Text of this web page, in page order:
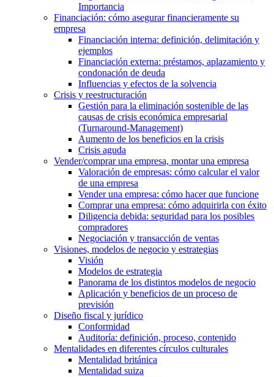
Importancia
Financiación: cómo asegurar financieramente su
empresa
Financiación interna: definición, delimitación y
ejemplos
Financiación externa: préstamos, aplazamiento y
condonación de deuda
Influencias y efectos de la solvencia
Crisis y reestructuración
Gestión para la eliminación sostenible de las
causas de crisis económica empresarial
(Turnaround-Management)
Aumento de los beneficios en la crisis
Crisis aguda
Vender/comprar una empresa, montar una empresa
Valoración de empresas: cómo calcular el valor
de una empresa
Vender una empresa: cómo hacer que funcione
Comprar una empresa: cómo adquirirla con éxito
Diligencia debida: seguridad para los posibles
compradores
Negociación y transacción de ventas
Visiones, modelos de negocio y estrategias
Visión
Modelos de estrategia
Panorama de los distintos modelos de negocio
Aplicación y beneficios de un proceso de
previsión
Diseño fiscal y jurídico
Conformidad
Auditoría: definición, proceso, contenido
Mentalidades en diferentes círculos culturales
Mentalidad británica
Mentalidad suiza